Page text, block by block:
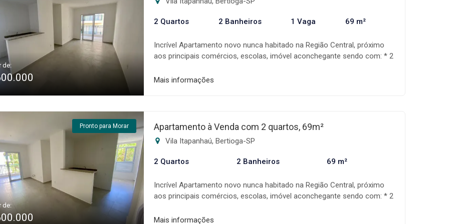
imóveis estão sujeitos a alteração sem aviso prévio.
de:
2 Quartos 2 Banheiros 1 Vaga 69 m²
Incrível Apartamento novo nunca habitado na Região Central, próximo
aos principais comércios, escolas, imóvel aconchegante sendo com: * 2
* Área de serviço * varanda gourmet * 1 vaga de garagem * lazer
negociação, auxiliando assim na realização do seu sonho! Os valores,
condições e disponibilidade dos imóveis estão sujeitos a alteração sem
aviso prévio.
Mais informações
Pronto para Morar
de:
Apartamento à Venda com 2 quartos, 69m²
Vila Itapanhaú, Bertioga-SP
2 Quartos 2 Banheiros 69 m²
Incrível Apartamento novo nunca habitado na Região Central, próximo
aos principais comércios, escolas, imóvel aconchegante sendo com: * 2
* Área de serviço * varanda gourmet * 1 vaga de garagem * lazer
Mais informações